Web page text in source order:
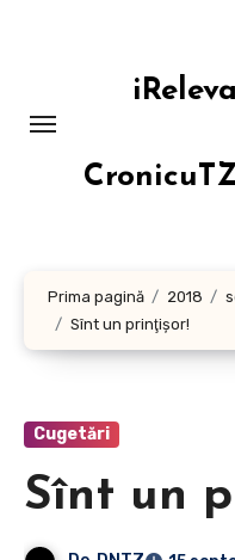
Prima pagină 2018
Sînt un prinţişor!
Cugetări
Sînt un